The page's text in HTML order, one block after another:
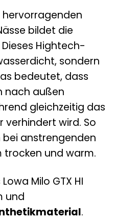
hervorragenden
bildet die
Dieses Hightech-
sondern
bedeutet, dass
nach außen
gleichzeitig das
verhindert wird. So
bei anstrengenden
und warm.
Milo GTX HI
und
.